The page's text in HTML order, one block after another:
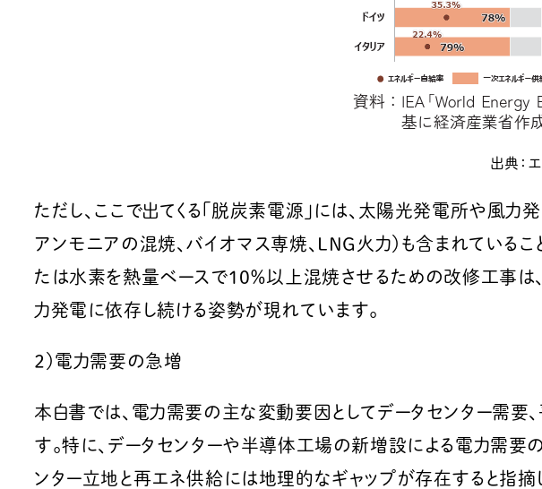
出典：
ただし、ここで出てくる「脱炭素電源」には、太陽光発電所や風
アンモニアの混焼、バイオマス専焼、LNG火力）も含まれてい
たは水素を熱量ベースで10％以上混焼させるための改修工事は、
力発電に依存し続ける姿勢が現れています。
２）電力需要の急増
本白書では、電力需要の主な変動要因としてデータセンター需
す。特に、データセンターや半導体工場の新増設による電力需要
ンター立地と再エネ供給には地理的なギャップが存在すると指摘